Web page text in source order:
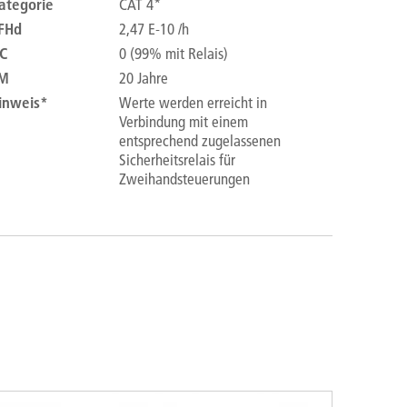
CAT 4*
2,47 E-10 /h
0 (99% mit Relais)
20 Jahre
Werte werden erreicht in
Verbindung mit einem
entsprechend zugelassenen
Sicherheitsrelais für
Zweihandsteuerungen